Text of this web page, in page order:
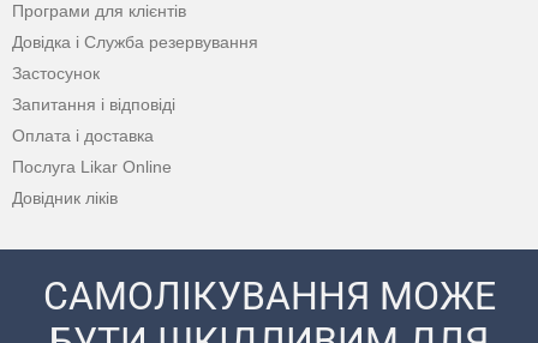
Програми для клієнтів
Довідка і Служба резервування
Застосунок
Запитання і відповіді
Оплата і доставка
Послуга Likar Online
Довідник ліків
САМОЛІКУВАННЯ МОЖЕ